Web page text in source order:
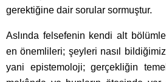
gerektiğine dair sorular sormuştur.
Aslında felsefenin kendi alt
en önemlileri; şeyleri nasıl
yani epistemoloji; gerçekliğin